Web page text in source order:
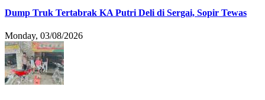
Dump Truk Tertabrak KA Putri Deli di Sergai, Sopir Tewas
Monday, 03/08/2026